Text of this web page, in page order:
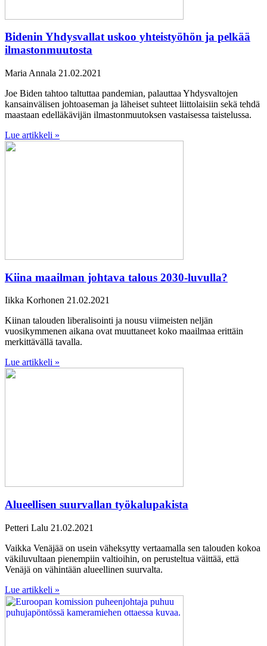
Bidenin Yhdysvallat uskoo yhteistyöhön ja pelkää
ilmastonmuutosta
Maria Annala 21.02.2021
Joe Biden tahtoo taltuttaa pandemian, palauttaa Yhdysvaltojen
kansainvälisen johtoaseman ja läheiset suhteet liittolaisiin sekä tehdä
maastaan edelläkävijän ilmastonmuutoksen vastaisessa taistelussa.
Lue artikkeli »
Kiina maailman johtava talous 2030-luvulla?
Iikka Korhonen 21.02.2021
Kiinan talouden liberalisointi ja nousu viimeisten neljän
vuosikymmenen aikana ovat muuttaneet koko maailmaa erittäin
merkittävällä tavalla.
Lue artikkeli »
Alueellisen suurvallan työkalupakista
Petteri Lalu 21.02.2021
Vaikka Venäjää on usein väheksytty vertaamalla sen talouden kokoa
väkiluvultaan pienempiin valtioihin, on perusteltua väittää, että
Venäjä on vähintään alueellinen suurvalta.
Lue artikkeli »